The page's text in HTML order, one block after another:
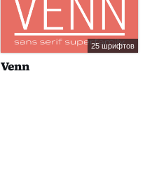
25 шрифтов
Venn